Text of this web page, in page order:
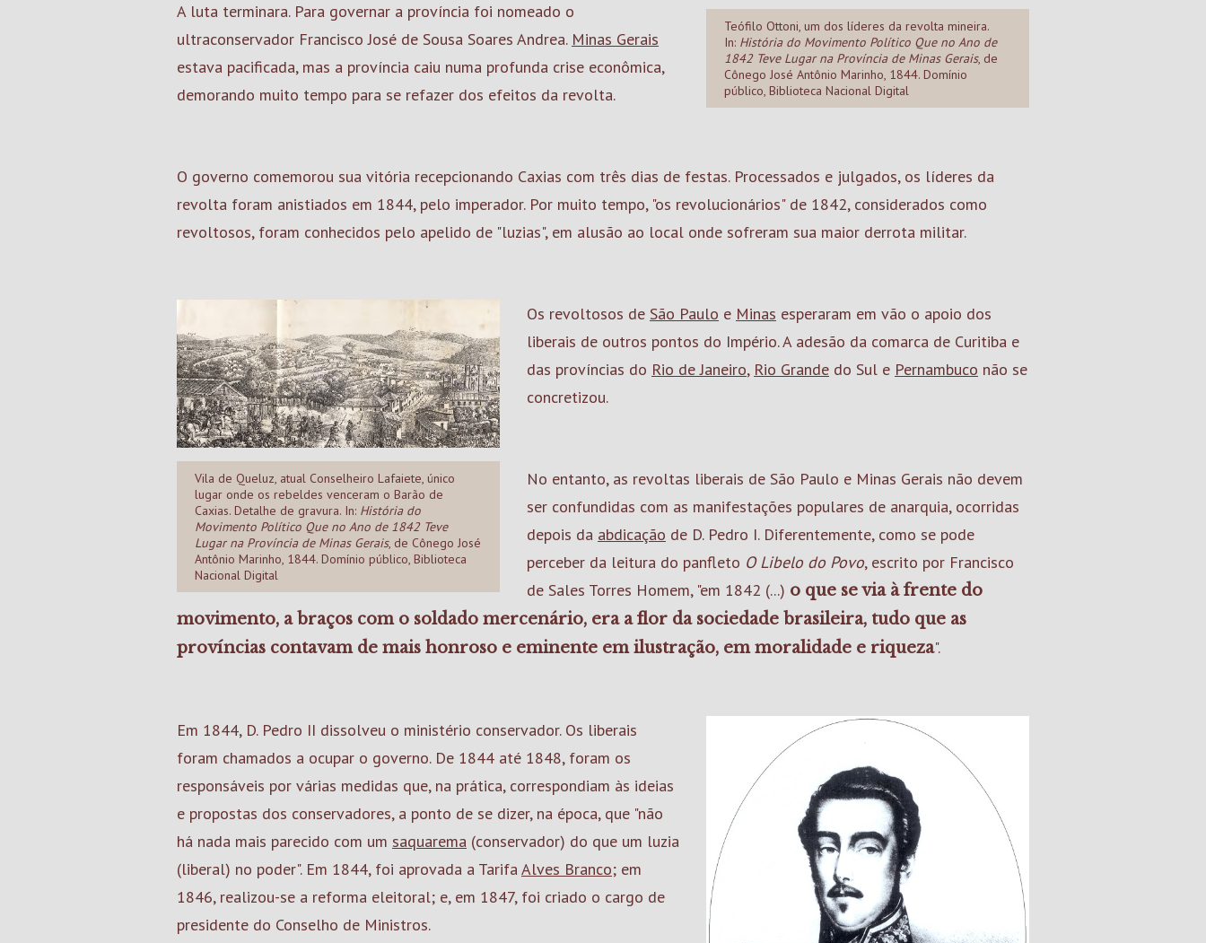
Teófilo Ottoni, um dos líderes da revolta mineira.
In: História do Movimento Político Que no Ano de
1842 Teve Lugar na Província de Minas Gerais, de
Cônego José Antônio Marinho, 1844. Domínio
público, Biblioteca Nacional Digital
A luta terminara. Para governar a província foi nomeado o
ultraconservador Francisco José de Sousa Soares Andrea. Minas Gerais
estava pacificada, mas a província caiu numa profunda crise econômica,
demorando muito tempo para se refazer dos efeitos da revolta.
O governo comemorou sua vitória recepcionando Caxias com três dias de festas. Processados e julgados, os líderes da
revolta foram anistiados em 1844, pelo imperador. Por muito tempo, "os revolucionários" de 1842, considerados como
revoltosos, foram conhecidos pelo apelido de "luzias", em alusão ao local onde sofreram sua maior derrota militar.
Vila de Queluz, atual Conselheiro Lafaiete, único
lugar onde os rebeldes venceram o Barão de
Caxias. Detalhe de gravura. In: História do
Movimento Político Que no Ano de 1842 Teve
Lugar na Província de Minas Gerais, de Cônego José
Antônio Marinho, 1844. Domínio público, Biblioteca
Nacional Digital
Os revoltosos de São Paulo e Minas esperaram em vão o apoio dos
liberais de outros pontos do Império. A adesão da comarca de Curitiba e
das províncias do Rio de Janeiro, Rio Grande do Sul e Pernambuco não se
concretizou.
No entanto, as revoltas liberais de São Paulo e Minas Gerais não devem
ser confundidas com as manifestações populares de anarquia, ocorridas
depois da abdicação de D. Pedro I. Diferentemente, como se pode
perceber da leitura do panfleto O Libelo do Povo, escrito por Francisco
de Sales Torres Homem, "em 1842 (...) o que se via à frente do
movimento, a braços com o soldado mercenário, era a flor da sociedade brasileira, tudo que as
províncias contavam de mais honroso e eminente em ilustração, em moralidade e riqueza".
Em 1844, D. Pedro II dissolveu o ministério conservador. Os liberais
foram chamados a ocupar o governo. De 1844 até 1848, foram os
responsáveis por várias medidas que, na prática, correspondiam às ideias
e propostas dos conservadores, a ponto de se dizer, na época, que "não
há nada mais parecido com um saquarema (conservador) do que um luzia
(liberal) no poder". Em 1844, foi aprovada a Tarifa Alves Branco; em
1846, realizou-se a reforma eleitoral; e, em 1847, foi criado o cargo de
presidente do Conselho de Ministros.